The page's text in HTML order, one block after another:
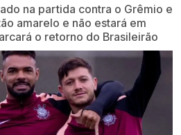
na partida contra o Grêmio e
amarelo e não estará em
o retorno do Brasileirão